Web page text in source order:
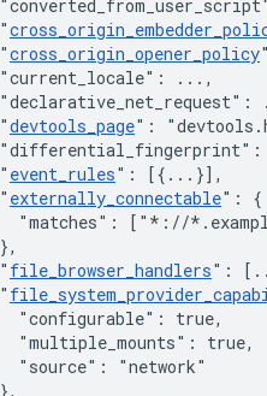
"converted_from_user_script"
"
"cross_origin_opener_policy"
"current_locale" : ... ,
"declarative_net_request" :
"devtools_page" :
"differential_fingerprint" :
" event_rules" : [{ ... }] ,
" externally_connectable" :
{
"matches" : [ "*://
},
" file_browser_handlers" : [
"
"configurable" : true,
"multiple_mounts" : true,
"source" :
"network"
},